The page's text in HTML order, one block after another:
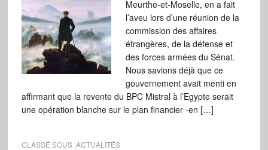
Meurthe-et-Moselle, en a fait
l’aveu lors d’une réunion de la
commission des affaires
étrangères, de la défense et
des forces armées du Sénat.
Nous savions déjà que ce
gouvernement avait menti en
affirmant que la revente du BPC Mistral à l’Egypte serait
une opération blanche sur le plan financier -en […]
CLASSÉ SOUS :ACTUALITÉS